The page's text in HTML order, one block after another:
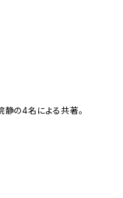
静の4名による共著。